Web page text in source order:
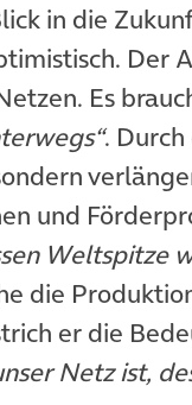
in die
Der
Es
. Durch
und
Weltspitze
die
er die
Netz ist,